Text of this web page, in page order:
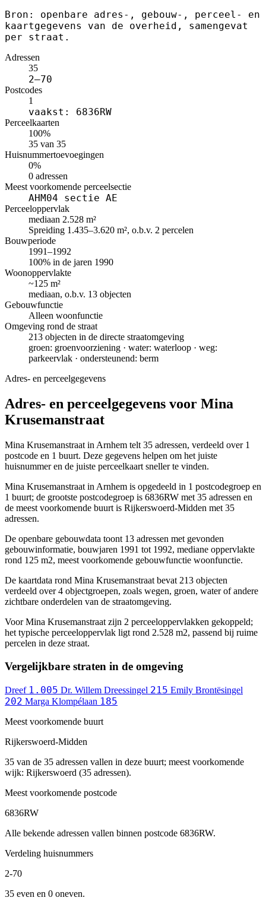
Bron: openbare adres-, gebouw-, perceel- en
kaartgegevens van de overheid, samengevat
per straat.
Adressen
35
2–70
Postcodes
1
vaakst: 6836RW
Perceelkaarten
100%
35 van 35
Huisnummertoevoegingen
0%
0 adressen
Meest voorkomende perceelsectie
AHM04 sectie AE
Perceeloppervlak
mediaan 2.528 m²
Spreiding 1.435–3.620 m², o.b.v. 2 percelen
Bouwperiode
1991–1992
100% in de jaren 1990
Woonoppervlakte
~125 m²
mediaan, o.b.v. 13 objecten
Gebouwfunctie
Alleen woonfunctie
Omgeving rond de straat
213 objecten in de directe straatomgeving
groen: groenvoorziening · water: waterloop · weg:
parkeervlak · ondersteunend: berm
Adres- en perceelgegevens
Adres- en perceelgegevens voor Mina
Krusemanstraat
Mina Krusemanstraat in Arnhem telt 35 adressen, verdeeld over 1
postcode en 1 buurt. Deze gegevens helpen om het juiste
huisnummer en de juiste perceelkaart sneller te vinden.
Mina Krusemanstraat in Arnhem is opgedeeld in 1 postcodegroep en
1 buurt; de grootste postcodegroep is 6836RW met 35 adressen en
de meest voorkomende buurt is Rijkerswoerd-Midden met 35
adressen.
De openbare gebouwdata toont 13 adressen met gevonden
gebouwinformatie, bouwjaren 1991 tot 1992, mediane oppervlakte
rond 125 m2, meest voorkomende gebouwfunctie woonfunctie.
De kaartdata rond Mina Krusemanstraat bevat 213 objecten
verdeeld over 4 objectgroepen, zoals wegen, groen, water of andere
zichtbare onderdelen van de straatomgeving.
Voor Mina Krusemanstraat zijn 2 perceeloppervlakken gekoppeld;
het typische perceeloppervlak ligt rond 2.528 m2, passend bij ruime
percelen in deze straat.
Vergelijkbare straten in de omgeving
Dreef 1.005 Dr. Willem Dreessingel 215 Emily Brontësingel
202 Marga Klompélaan 185
Meest voorkomende buurt
Rijkerswoerd-Midden
35 van de 35 adressen vallen in deze buurt; meest voorkomende
wijk: Rijkerswoerd (35 adressen).
Meest voorkomende postcode
6836RW
Alle bekende adressen vallen binnen postcode 6836RW.
Verdeling huisnummers
2-70
35 even en 0 oneven.